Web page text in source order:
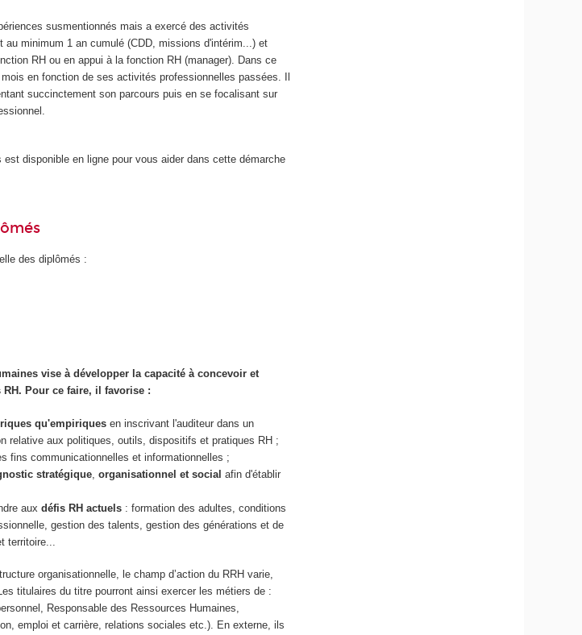
susmentionnés mais a exercé des activités
au minimum 1 an cumulé (CDD, missions d'intérim...) et
RH ou en appui à la fonction RH (manager). Dans ce
en fonction de ses activités professionnelles passées. Il
succinctement son parcours puis en se focalisant sur
disponible en ligne pour vous aider dans cette démarche
des diplômés :
vise à développer la capacité à concevoir et
Pour ce faire, il favorise :
qu'empiriques en inscrivant l'auditeur dans un
relative aux politiques, outils, dispositifs et pratiques RH ;
fins communicationnelles et informationnelles ;
stratégique, organisationnel et social afin d'établir
aux défis RH actuels: formation des adultes, conditions
gestion des talents, gestion des générations et de
territoire...
organisationnelle, le champ d’action du RRH varie,
titulaires du titre pourront ainsi exercer les métiers de :
Responsable des Ressources Humaines,
emploi et carrière, relations sociales etc.). En externe, ils